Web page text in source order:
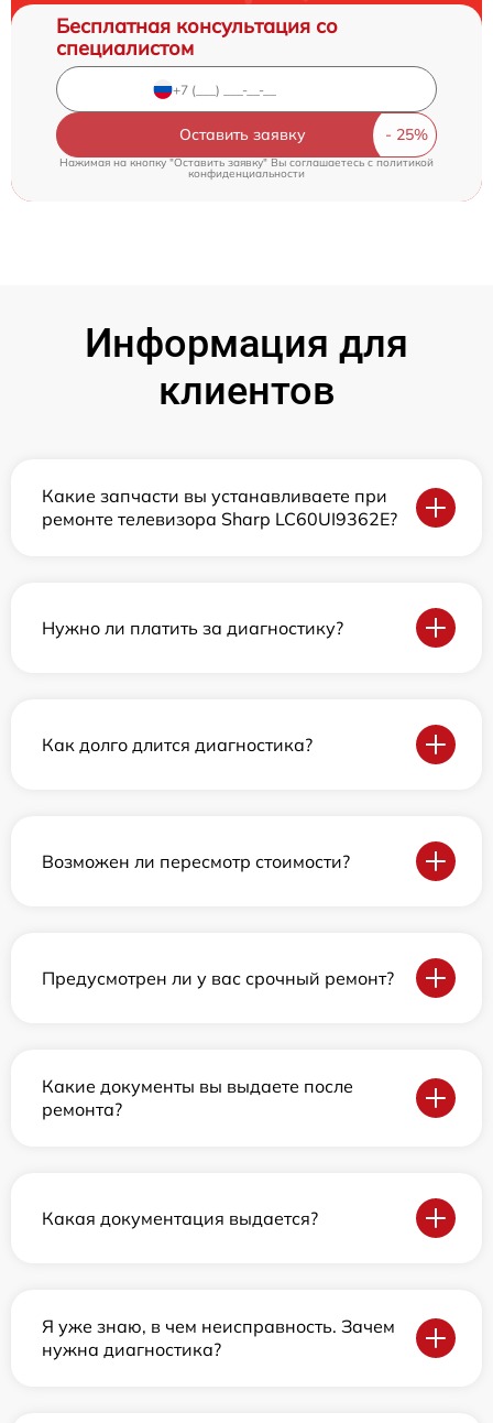
Бесплатная консультация со
специалистом
Оставить заявку
Нажимая на кнопку "Оставить заявку" Вы соглашаетесь c политикой
конфиденциальности
Информация для
клиентов
Какие запчасти вы устанавливаете при
ремонте телевизора Sharp LC60UI9362E?
Нужно ли платить за диагностику?
Как долго длится диагностика?
Возможен ли пересмотр стоимости?
Предусмотрен ли у вас срочный ремонт?
Какие документы вы выдаете после
ремонта?
Какая документация выдается?
Я уже знаю, в чем неисправность. Зачем
нужна диагностика?